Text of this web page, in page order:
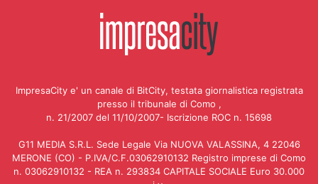
ImpresaCity e' un canale di BitCity, testata giornalistica registrata
presso il tribunale di Como ,
n. 21/2007 del 11/10/2007- Iscrizione ROC n. 15698
G11 MEDIA S.R.L. Sede Legale Via NUOVA VALASSINA, 4 22046
MERONE (CO) - P.IVA/C.F.03062910132 Registro imprese di Como
n. 03062910132 - REA n. 293834 CAPITALE SOCIALE Euro 30.000